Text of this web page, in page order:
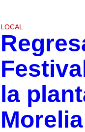
LOCAL
la